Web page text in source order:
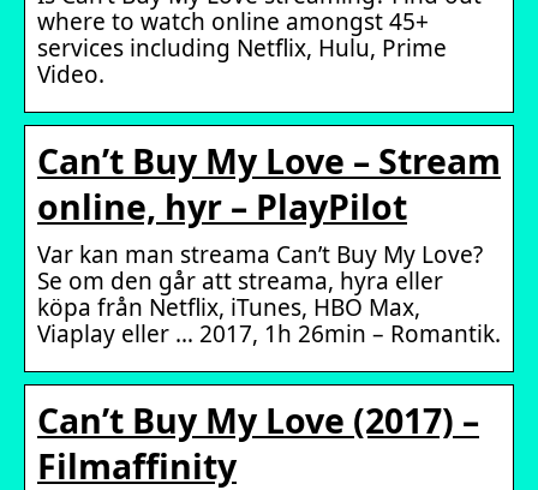
where to watch online amongst 45+
services including Netflix, Hulu, Prime
Video.
Can’t Buy My Love – Stream
online, hyr – PlayPilot
Var kan man streama Can’t Buy My Love?
Se om den går att streama, hyra eller
köpa från Netflix, iTunes, HBO Max,
Viaplay eller … 2017, 1h 26min – Romantik.
Can’t Buy My Love (2017) –
Filmaffinity